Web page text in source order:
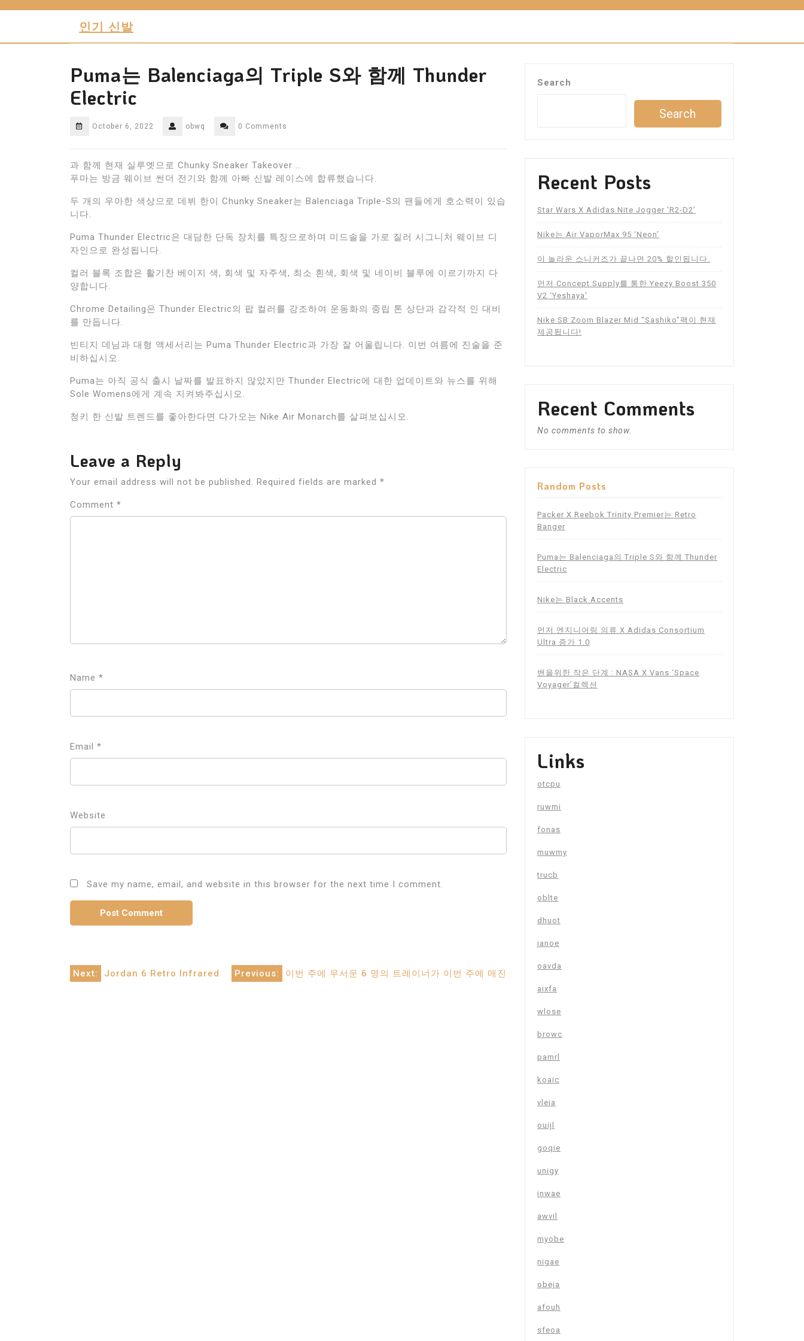
인기 신발
Puma는 Balenciaga의 Triple S와 함께 Thunder
Electric
October 6, 2022 obwq 0 Comments
과 함께 현재 실루엣으로 Chunky Sneaker Takeover …
푸마는 방금 웨이브 썬더 전기와 함께 아빠 신발 레이스에 합류했습니다.
두 개의 우아한 색상으로 데뷔 한이 Chunky Sneaker는 Balenciaga Triple-S의 팬들에게 호소력이 있습
니다.
Puma Thunder Electric은 대담한 단독 장치를 특징으로하며 미드솔을 가로 질러 시그니처 웨이브 디
자인으로 완성됩니다.
컬러 블록 조합은 활기찬 베이지 색, 회색 및 자주색, 최소 흰색, 회색 및 네이비 블루에 이르기까지 다
양합니다.
Chrome Detailing은 Thunder Electric의 팝 컬러를 강조하여 운동화의 중립 톤 상단과 감각적 인 대비
를 만듭니다.
빈티지 데님과 대형 액세서리는 Puma Thunder Electric과 가장 잘 어울립니다. 이번 여름에 진술을 준
비하십시오.
Puma는 아직 공식 출시 날짜를 발표하지 않았지만 Thunder Electric에 대한 업데이트와 뉴스를 위해
Sole Womens에게 계속 지켜봐주십시오.
청키 한 신발 트렌드를 좋아한다면 다가오는 Nike Air Monarch를 살펴보십시오.
Leave a Reply
Your email address will not be published. Required fields are marked *
Comment *
Name *
Email *
Website
Save my name, email, and website in this browser for the next time I comment.
Post
Previous: 이번 주에 무서운 6 명의 트레이너가 이번 주에 매진
Next: Jordan 6 Retro Infrared
Search
Search
Recent Posts
Star Wars X Adidas Nite Jogger ‘R2-D2’
Nike는 Air VaporMax 95 ‘Neon’
이 놀라운 스니커즈가 끝나면 20% 할인됩니다.
먼저 Concept.Supply를 통한 Yeezy Boost 350
V2 ‘Yeshaya’
Nike SB Zoom Blazer Mid “Sashiko”팩이 현재
제공됩니다!
Recent Comments
No comments to show.
Random Posts
Packer X Reebok Trinity Premier는 Retro
Banger
Puma는 Balenciaga의 Triple S와 함께 Thunder
Electric
Nike는 Black Accents
먼저 엔지니어링 의류 X Adidas Consortium
Ultra 증가 1.0
밴을위한 작은 단계 : NASA X Vans ‘Space
Voyager’컬렉션
Links
otcpu
ruwmi
fonas
muwmy
trucb
oblte
dhuot
janoe
oavda
aixfa
wlose
browc
pamrl
koaic
vleia
ouijl
goqie
unigy
inwae
awvil
myobe
nigae
obeja
afouh
sfeoa